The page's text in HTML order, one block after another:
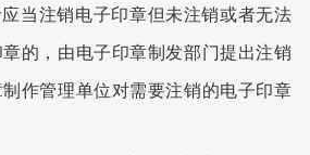
当注销电子印章但未注销或者无法
的，由电子印章制发部门提出注销
作管理单位对需要注销的电子印章